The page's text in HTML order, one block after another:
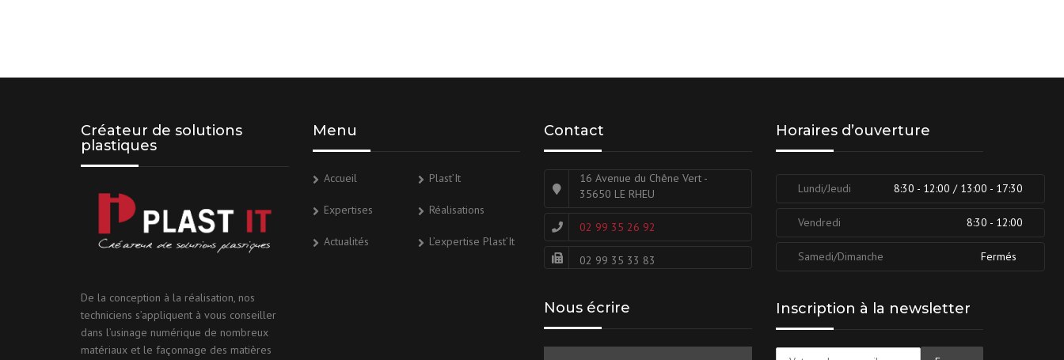
Créateur de solutions
plastiques
De la conception à la réalisation, nos
techniciens s’appliquent à vous conseiller
dans l’usinage numérique de nombreux
matériaux et le façonnage des matières
Menu
Accueil Plast’It
Expertises Réalisations
Actualités L’expertise Plast’It
Contact
16 Avenue du Chêne Vert -
35650 LE RHEU
02 99 35 26 92
02 99 35 33 83
Nous écrire
Horaires d’ouverture
Lundi/Jeudi 8:30 - 12:00 / 13:00 - 17:30
Vendredi 8:30 - 12:00
Samedi/Dimanche Fermés
Inscription à la newsletter